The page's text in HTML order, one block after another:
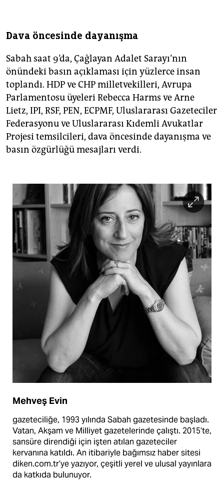
Dava öncesinde dayanışma
Sabah saat 9’da, Çağlayan Adalet Sarayı’nın
önündeki basın açıklaması için yüzlerce insan
toplandı. HDP ve CHP milletvekilleri, Avrupa
Parlamentosu üyeleri Rebecca Harms ve Arne
Lietz, IPI, RSF, PEN, ECPMF, Uluslararası Gazeteciler
Federasyonu ve Uluslararası Kıdemli Avukatlar
Projesi temsilcileri, dava öncesinde dayanışma ve
basın özgürlüğü mesajları verdi.
Mehveş Evin
gazeteciliğe, 1993 yılında Sabah gazetesinde başladı.
Vatan, Akşam ve Milliyet gazetelerinde çalıştı. 2015’te,
sansüre direndiği için işten atılan gazeteciler
kervanına katıldı. An itibariyle bağımsız haber sitesi
diken.com.tr’ye yazıyor, çeşitli yerel ve ulusal yayınlara
da katkıda bulunuyor.